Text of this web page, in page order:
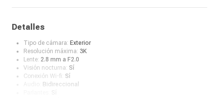
Detalles
Tipo de cámara: Exterior
Resolución máxima: 3K
Lente: 2.8 mm a F2.0
Visión nocturna: Sí
Conexión Wi-fi: Sí
Bidireccional